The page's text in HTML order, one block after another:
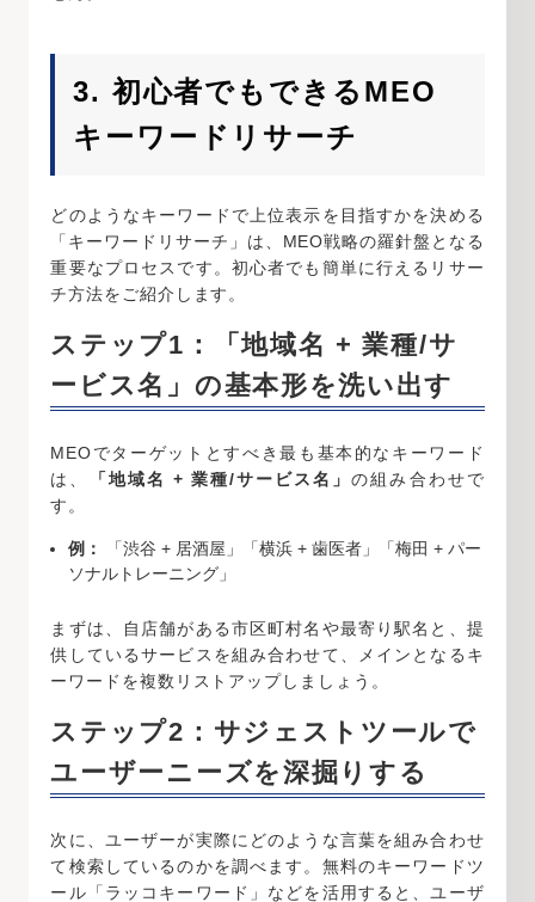
3. 初心者でもできるMEO
キーワードリサーチ
どのようなキーワードで上位表示を目指すかを決める
「キーワードリサーチ」は、MEO戦略の羅針盤となる
重要なプロセスです。初心者でも簡単に行えるリサー
チ方法をご紹介します。
ステップ1：「地域名 + 業種/サ
ービス名」の基本形を洗い出す
MEOでターゲットとすべき最も基本的なキーワード
は、
「地域名 + 業種/サービス名」の組み合わせで
す。
例：
「渋谷 + 居酒屋」「横浜 + 歯医者」「梅田 + パー
ソナルトレーニング」
まずは、自店舗がある市区町村名や最寄り駅名と、提
供しているサービスを組み合わせて、メインとなるキ
ーワードを複数リストアップしましょう。
ステップ2：サジェストツールで
ユーザーニーズを深掘りする
次に、ユーザーが実際にどのような言葉を組み合わせ
て検索しているのかを調べます。無料のキーワードツ
ール「ラッコキーワード」などを活用すると、ユーザ